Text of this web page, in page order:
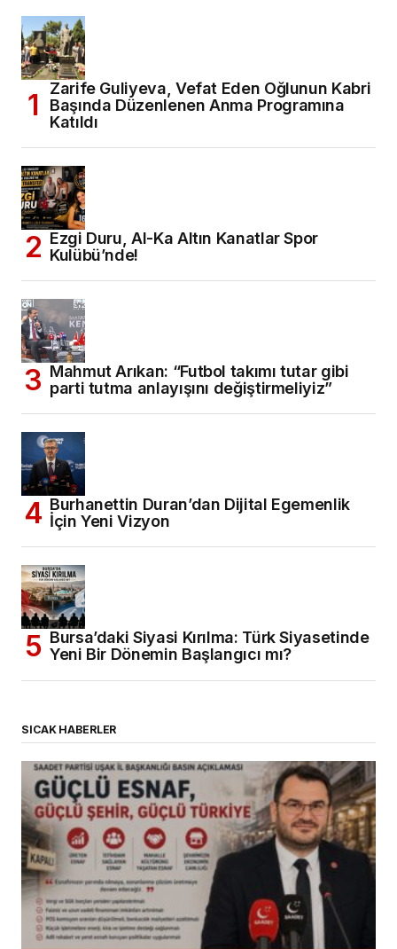
Zarife Guliyeva, Vefat Eden Oğlunun Kabri
Başında Düzenlenen Anma Programına
Katıldı
Ezgi Duru, Al-Ka Altın Kanatlar Spor
Kulübü’nde!
Mahmut Arıkan: “Futbol takımı tutar gibi
parti tutma anlayışını değiştirmeliyiz”
Burhanettin Duran’dan Dijital Egemenlik
İçin Yeni Vizyon
Bursa’daki Siyasi Kırılma: Türk Siyasetinde
Yeni Bir Dönemin Başlangıcı mı?
SICAK HABERLER